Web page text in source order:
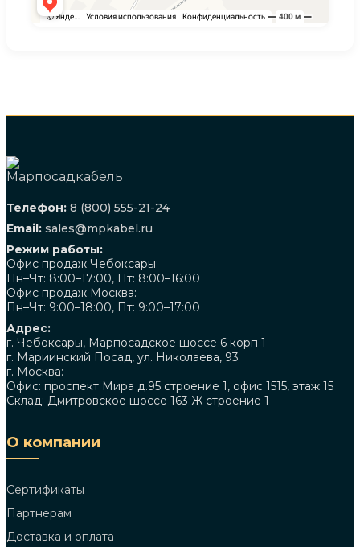
Телефон: 8 (800) 555-21-24
Email: sales@mpkabel.ru
Режим работы:
Офис продаж Чебоксары:
Пн–Чт: 8:00–17:00, Пт: 8:00–16:00
Офис продаж Москва:
Пн–Чт: 9:00–18:00, Пт: 9:00–17:00
Адрес:
г. Чебоксары, Марпосадское шоссе 6 корп 1
г. Мариинский Посад, ул. Николаева, 93
г. Москва:
Офис: проспект Мира д.95 строение 1, офис 1515, этаж 15
Склад: Дмитровское шоссе 163 Ж строение 1
О компании
Сертификаты
Партнерам
Доставка и оплата